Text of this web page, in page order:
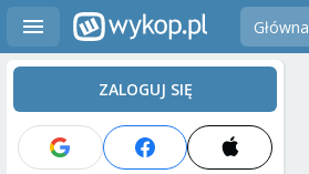
Główna
ZALOGUJ SIĘ